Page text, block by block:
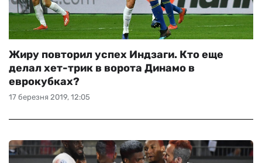
17 березня 2019, 12:05
Жиру повторил успех Индзаги. Кто еще
делал хет-трик в ворота Динамо в
еврокубках?